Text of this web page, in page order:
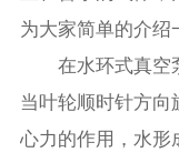
为大家简单的介绍
在水环式真空泵
当叶轮顺时针方向
心力的作用，水形